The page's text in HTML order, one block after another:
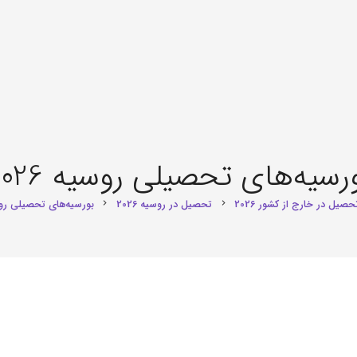
تحصیلی روسیه 2026
در خارج از کشور 2026 chevron_right تحصیل در روسیه 2026 chevron_right بورسیه‌های تحصیلی